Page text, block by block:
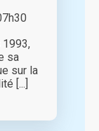
1993,
sa
sur la
[...]